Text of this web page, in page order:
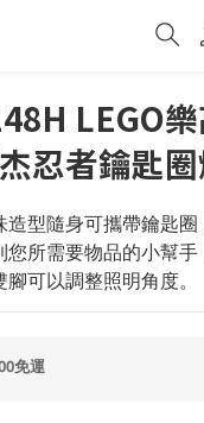
LEGO
忍者鑰匙
造型隨身可攜帶鑰匙
您所需要物品的小幫
可以調整照明角度。
免運